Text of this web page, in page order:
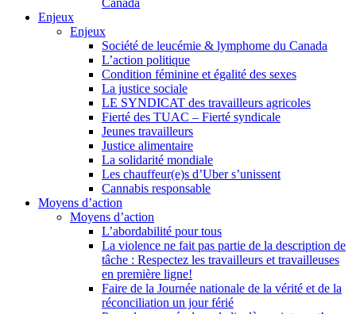
Canada
Enjeux
Enjeux
Société de leucémie & lymphome du Canada
L’action politique
Condition féminine et égalité des sexes
La justice sociale
LE SYNDICAT des travailleurs agricoles
Fierté des TUAC – Fierté syndicale
Jeunes travailleurs
Justice alimentaire
La solidarité mondiale
Les chauffeur(e)s d’Uber s’unissent
Cannabis responsable
Moyens d’action
Moyens d’action
L’abordabilité pour tous
La violence ne fait pas partie de la description de
tâche : Respectez les travailleurs et travailleuses
en première ligne!
Faire de la Journée nationale de la vérité et de la
réconciliation un jour férié